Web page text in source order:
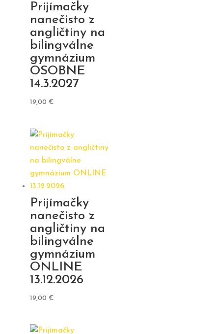
Prijímačky
nanečisto z
angličtiny na
bilingválne
gymnázium
OSOBNE
14.3.2027
19,00 €
Prijímačky
nanečisto z
angličtiny na
bilingválne
gymnázium
ONLINE
13.12.2026
19,00 €